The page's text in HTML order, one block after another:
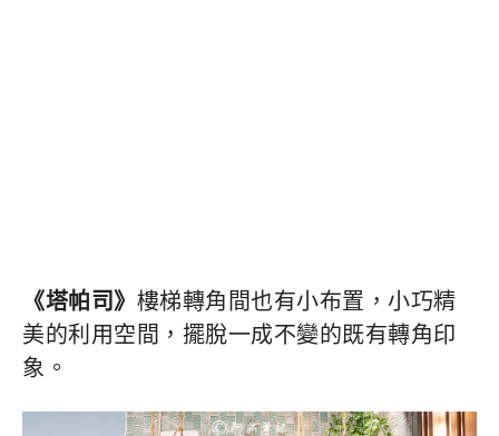
《塔帕司》 樓梯轉角間也有小布置，小巧精
美的利用空間，擺脫一成不變的既有轉角印
象。